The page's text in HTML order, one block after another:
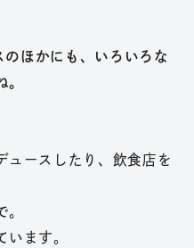
ほかにも、いろいろな
。
ュースしたり、飲食店を
。
います。